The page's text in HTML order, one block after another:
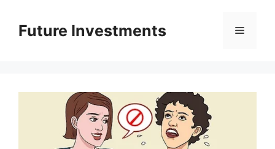
вмістуFuture Investments Меню